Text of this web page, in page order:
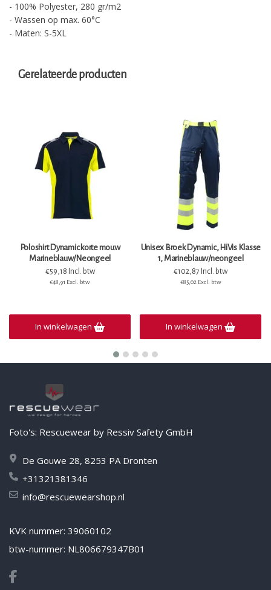
- 100% Polyester, 280 gr/m2
- Wassen op max. 60°C
- Maten: S-5XL
Gerelateerde producten
Poloshirt Dynamic korte mouw
Marineblauw/Neongeel
€59,18 Incl. btw
€48,91 Excl. btw
In winkelwagen
Unisex Broek Dynamic, HiVis Klasse
1, Marineblauw/neongeel
€102,87 Incl. btw
€85,02 Excl. btw
In winkelwagen
Foto's: Rescuewear by Ressiv Safety GmbH
De Gouwe 28, 8253 PA Dronten
+31321381346
info@rescuewearshop.nl
KVK nummer: 39060102
btw-nummer: NL806679347B01